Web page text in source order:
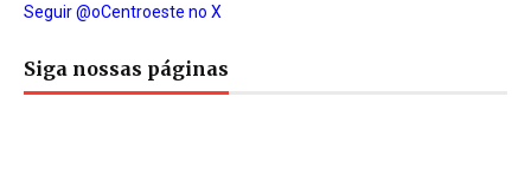
Seguir @oCentroeste no X
Siga nossas páginas